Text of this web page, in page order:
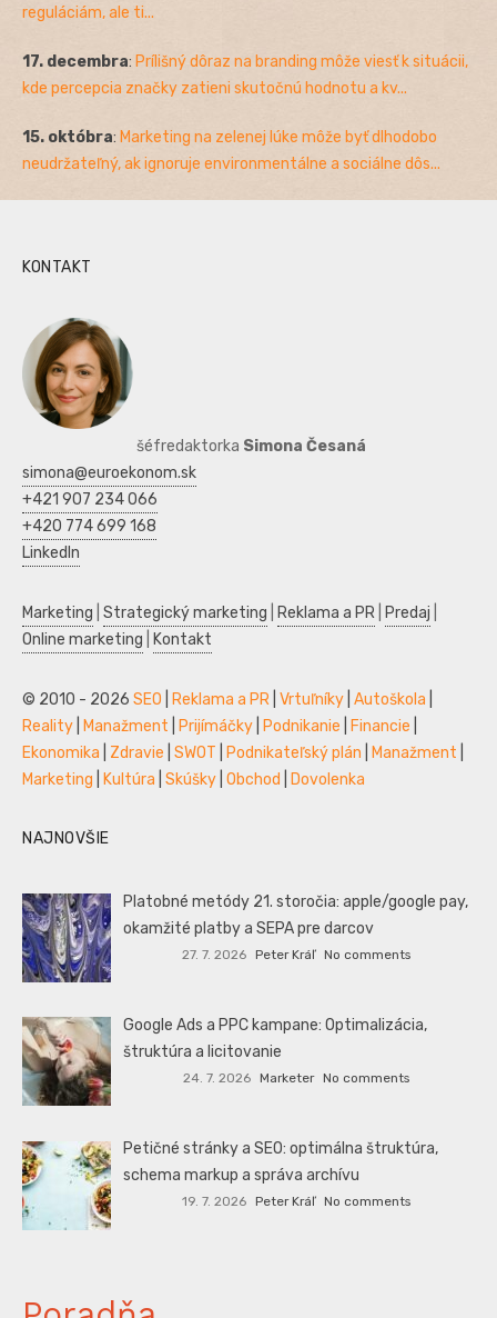
reguláciám, ale ti...
17. decembra: Prílišný dôraz na branding môže viesť k situácii,
kde percepcia značky zatieni skutočnú hodnotu a kv...
15. októbra: Marketing na zelenej lúke môže byť dlhodobo
neudržateľný, ak ignoruje environmentálne a sociálne dôs...
KONTAKT
šéfredaktorka Simona Česaná
simona@euroekonom.sk
+421 907 234 066
+420 774 699 168
LinkedIn
Marketing Strategický marketing Reklama a PR Predaj
Online marketing
Kontakt
© 2010 - 2026 SEO Reklama a PR Vrtuľníky Autoškola
Reality
Manažment Prijímáčky Podnikanie Financie
Ekonomika
Zdravie SWOT Podnikateľský plán Manažment
Marketing
Kultúra Skúšky Obchod Dovolenka
NAJNOVŠIE
Platobné metódy 21. storočia: apple/google pay,
okamžité platby a SEPA pre darcov
27. 7. 2026 Peter Kráľ No comments
Google Ads a PPC kampane: Optimalizácia,
štruktúra a licitovanie
24. 7. 2026 Marketer No comments
Petičné stránky a SEO: optimálna štruktúra,
schema markup a správa archívu
19. 7. 2026 Peter Kráľ No comments